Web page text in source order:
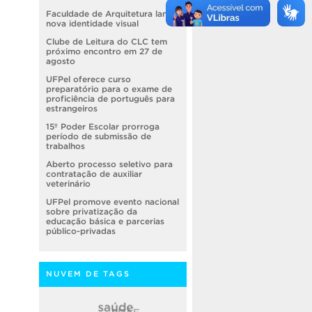
Faculdade de Arquitetura lança
nova identidade visual
Clube de Leitura do CLC tem
próximo encontro em 27 de
agosto
UFPel oferece curso
preparatório para o exame de
proficiência de português para
estrangeiros
15º Poder Escolar prorroga
período de submissão de
trabalhos
Aberto processo seletivo para
contratação de auxiliar
veterinário
UFPel promove evento nacional
sobre privatização da
educação básica e parcerias
público-privadas
NUVEM DE TAGS